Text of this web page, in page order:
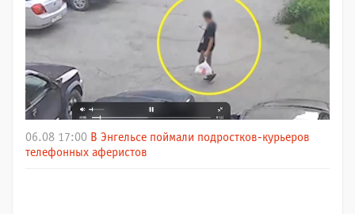
06.08 17:00 В Энгельсе поймали подростков-курьеров
телефонных аферистов